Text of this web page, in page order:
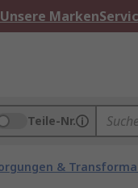
Unsere Marken
Teile-Nr.
&